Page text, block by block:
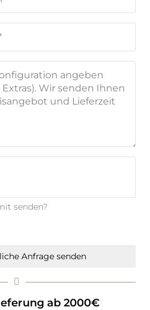
senden?
Anfrage senden
ab 2000€